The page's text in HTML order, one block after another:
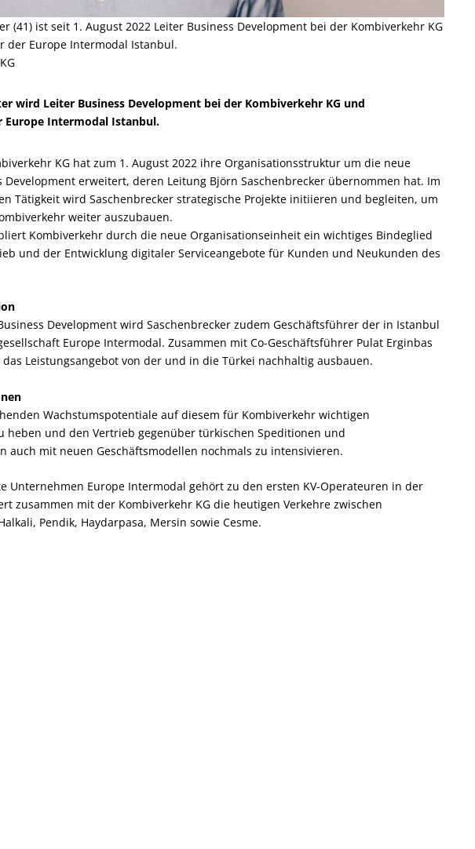
(41) ist seit 1. August 2022 Leiter Business Development bei der Kombiverkehr KG
der Europe Intermodal Istanbul.
wird Leiter Business Development bei der Kombiverkehr KG und
Europe Intermodal Istanbul.
KG hat zum 1. August 2022 ihre Organisationsstruktur um die neue
Development erweitert, deren Leitung Björn Saschenbrecker übernommen hat. Im
Tätigkeit wird Saschenbrecker strategische Projekte initiieren und begleiten, um
weiter auszubauen.
Kombiverkehr durch die neue Organisationseinheit ein wichtiges Bindeglied
und der Entwicklung digitaler Serviceangebote für Kunden und Neukunden des
Development wird Saschenbrecker zudem Geschäftsführer der in Istanbul
Europe Intermodal. Zusammen mit Co-Geschäftsführer Pulat Erginbas
das Leistungsangebot von der und in die Türkei nachhaltig ausbauen.
Wachstumspotentiale auf diesem für Kombiverkehr wichtigen
heben und den Vertrieb gegenüber türkischen Speditionen und
auch mit neuen Geschäftsmodellen nochmals zu intensivieren.
Unternehmen Europe Intermodal gehört zu den ersten KV-Operateuren in der
zusammen mit der Kombiverkehr KG die heutigen Verkehre zwischen
Pendik, Haydarpasa, Mersin sowie Cesme.